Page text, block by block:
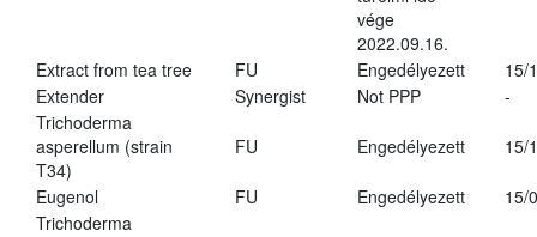
vége
2022.09.16.
Extract from tea tree
FU Engedélyezett
15/
Extender
Synergist Not PPP
-
Trichoderma
asperellum (strain
T34)
FU Engedélyezett 15/
Eugenol FU Engedélyezett
15/
Trichoderma